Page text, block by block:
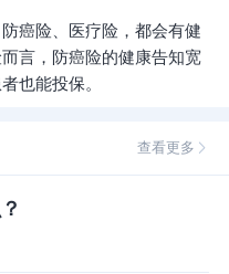
癌险、医疗险，都会有健
言，防癌险的健康告知宽
也能投保。
查看更多